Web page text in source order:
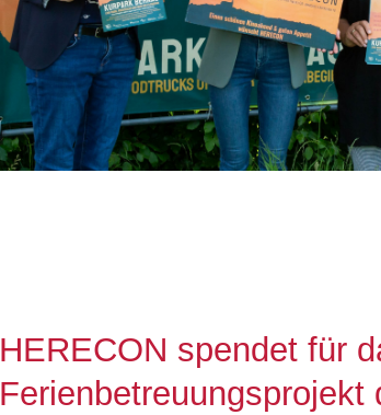
HERECON spendet für
Ferienbetreuungsprojekt